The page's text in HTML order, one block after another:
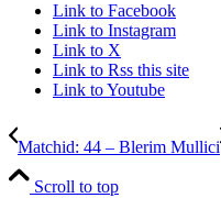
Link to Facebook
Link to Instagram
Link to X
Link to Rss this site
Link to Youtube
Matchid: 44 – Blerim Mullici
Scroll to top